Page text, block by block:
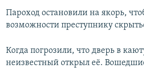
Пароход остановили на якорь,
возможности преступнику
Когда погрозили, что дверь в
неизвестный открыл её.